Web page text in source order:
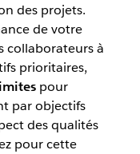
des projets.
de votre
collaborateurs à
prioritaires,
pour
par objectifs
des qualités
pour cette